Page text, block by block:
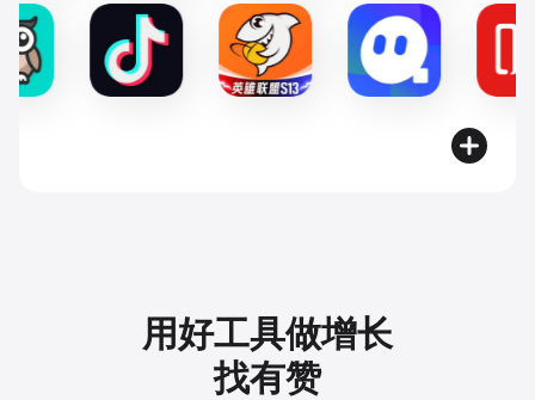
用好工具做增长
找有赞